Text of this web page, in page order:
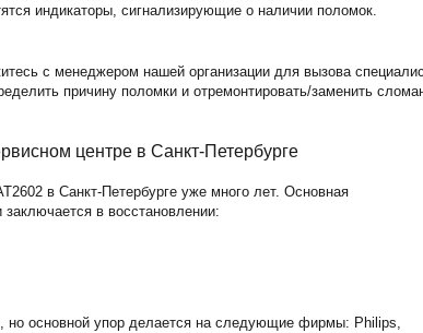
индикаторы, сигнализирующие о наличии поломок.
с менеджером нашей организации для вызова
причину поломки и отремонтировать/заменить
центре в Санкт-Петербурге
в Санкт-Петербурге уже много лет. Основная
заключается в восстановлении:
но основной упор делается на следующие фирмы: Philips,